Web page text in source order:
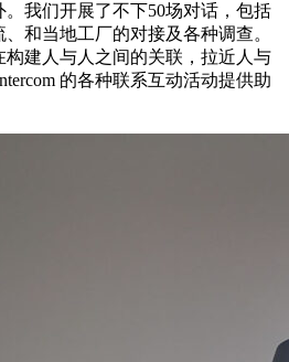
我们开展了不下50场对话，包括
和当地工厂的对接及各种调查。
构建人与人之间的关联，拉近人与
的各种联系互动活动提供助